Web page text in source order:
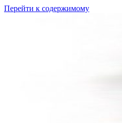
Перейти к содержимому